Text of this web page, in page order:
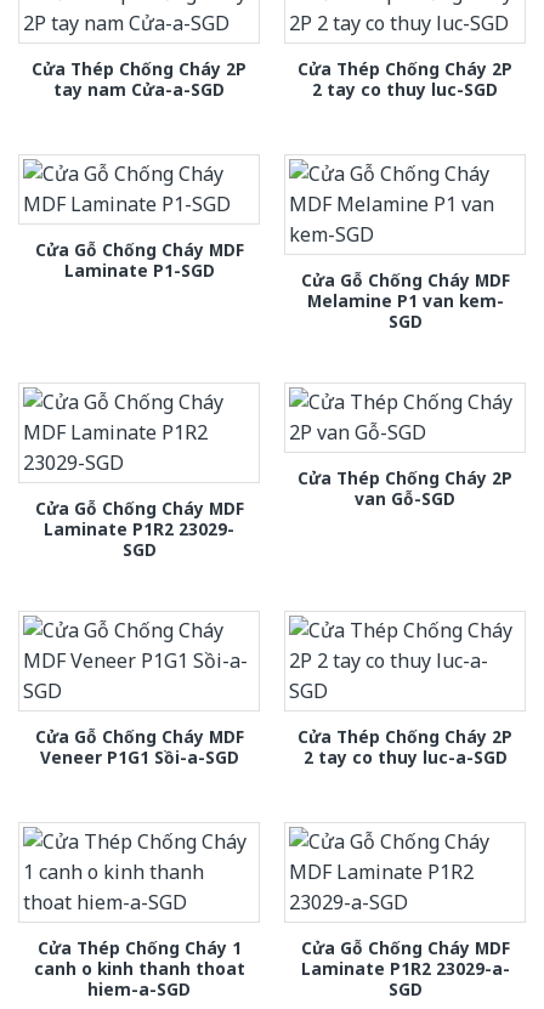
Cửa Thép Chống Cháy 2P
tay nam Cửa-a-SGD
Cửa Thép Chống Cháy 2P
2 tay co thuy luc-SGD
Cửa Gỗ Chống Cháy MDF
Laminate P1-SGD
Cửa Gỗ Chống Cháy MDF
Melamine P1 van kem-
SGD
Cửa Gỗ Chống Cháy MDF
Laminate P1R2 23029-
SGD
Cửa Thép Chống Cháy 2P
van Gỗ-SGD
Cửa Gỗ Chống Cháy MDF
Veneer P1G1 Sồi-a-SGD
Cửa Thép Chống Cháy 2P
2 tay co thuy luc-a-SGD
Cửa Thép Chống Cháy 1
canh o kinh thanh thoat
hiem-a-SGD
Cửa Gỗ Chống Cháy MDF
Laminate P1R2 23029-a-
SGD